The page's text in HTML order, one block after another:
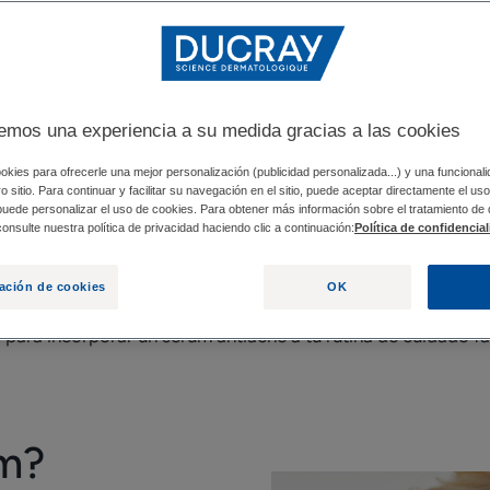
UN SÉRUM ANTIACNÉ? ¿POR QUÉ NUESTROS
cicatrices y marcas difíciles de eliminar.
para las rojeces o sérums para el acné adulto son
los granos y las marcas para unificar la tez. Así
y cómo utilizarlo?
incorporar un sérum antiacné a tu rutina de cuidado
una experiencia a su medida gracias a las cookies
para ofrecerle una mejor personalización (publicidad personalizada...) y una
sitio. Para continuar y facilitar su navegación en el sitio, puede aceptar directamente el
personalizar el uso de cookies. Para obtener más información sobre el tratamiento de
nuestra política de privacidad haciendo clic a continuación:Política de
de cookies OK